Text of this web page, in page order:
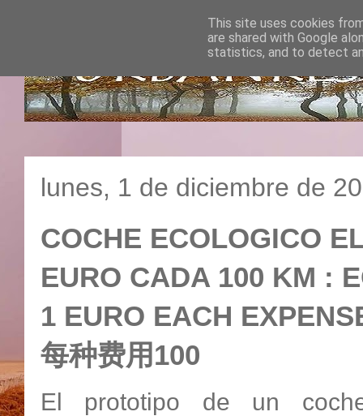
lunes, 1 de diciembre de
COCHE ECOLOGICO
EURO CADA 100 KM :
1 EURO EACH
每种费用100
El prototipo de un
This site uses cookies
are shared with Google
statistics, and to detect